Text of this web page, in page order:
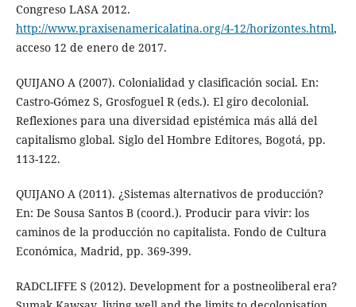
Congreso LASA 2012.
http://www.praxisenamericalatina.org/4-12/horizontes.html,
acceso 12 de enero de 2017.
QUIJANO A (2007). Colonialidad y clasificación social. En:
Castro-Gómez S, Grosfoguel R (eds.). El giro decolonial.
Reflexiones para una diversidad epistémica más allá del
capitalismo global. Siglo del Hombre Editores, Bogotá, pp.
113-122.
QUIJANO A (2011). ¿Sistemas alternativos de producción?
En: De Sousa Santos B (coord.). Producir para vivir: los
caminos de la producción no capitalista. Fondo de Cultura
Económica, Madrid, pp. 369-399.
RADCLIFFE S (2012). Development for a postneoliberal era?